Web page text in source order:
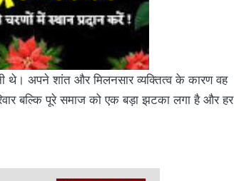
थे। अपने शांत और मिलनसार व्यक्तित्व के कारण वह
बल्कि पूरे समाज को एक बड़ा झटका लगा है और हर